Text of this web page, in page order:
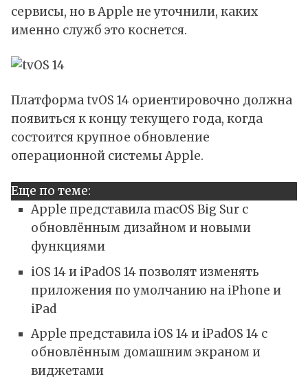
сервисы, но в Apple не уточнили, каких
именно служб это коснется.
Платформа tvOS 14 ориентировочно должна
появиться к концу текущего года, когда
состоится крупное обновление
операционной системы Apple.
Еще по теме:
Apple представила macOS Big Sur с
обновлённым дизайном и новыми
функциями
iOS 14 и iPadOS 14 позволят изменять
приложения по умолчанию на iPhone и
iPad
Apple представила iOS 14 и iPadOS 14 с
обновлённым домашним экраном и
виджетами